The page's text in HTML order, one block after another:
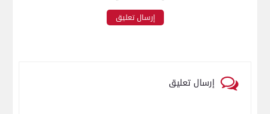
إرسال تعليق
إرسال تعليق